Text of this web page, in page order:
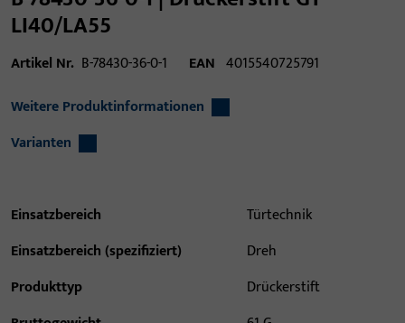
LI40/LA55
Artikel Nr. B-78430-36-0-1 EAN 4015540725791
Weitere Produktinformationen
Varianten
Einsatzbereich
Türtechnik
Einsatzbereich (spezifiziert)
Dreh
Produkttyp
Drückerstift